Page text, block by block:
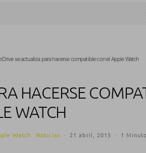
se actualiza para hacerse compatible con el Apple Watch
HACERSE
WATCH
Watch Noticias · 21 abril, 2015 · 1